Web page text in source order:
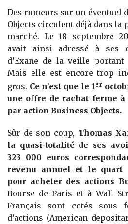
Des rumeurs sur un éventuel
Objects circulent déjà dans la
marché. Le 18 septembre
avait ainsi adressé à ses
d’Exane de la veille
Mais elle est encore trop
gros. Ce n’est que le 1er
une offre de rachat ferme à
par action Business Objects.
Sûr de son coup, Thomas
la quasi-totalité de ses
323 000 euros
revenu annuel et le quart
pour acheter des actions
Bourse de Paris et à Wall
Français sont cotés sous
d’actions (American